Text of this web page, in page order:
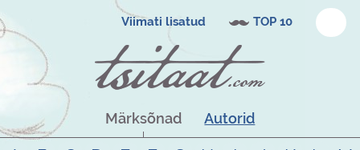
Viimati lisatud TOP 10
Märksõnad Autorid